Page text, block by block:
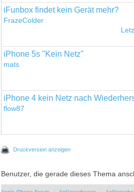
iFunbox findet kein Gerät mehr?
FrazeColder
iPhone 5s "Kein Netz"
mats
iPhone 4 kein Netz nach
flow87
Druckversion anzeigen
Benutzer, die gerade dieses Thema